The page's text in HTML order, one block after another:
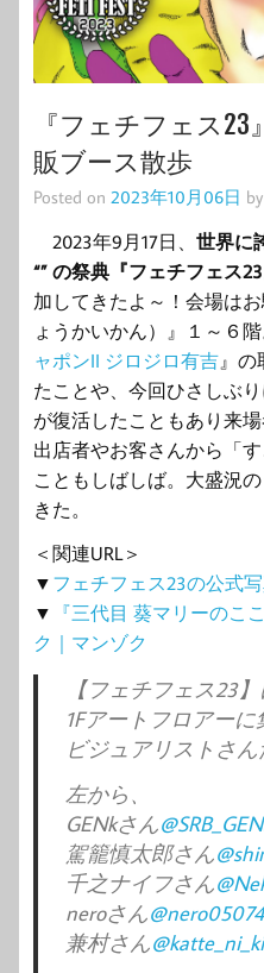
『フェチフェス
販ブース散歩
Posted on 2023年10月06日 by
2023年9月17日、 世界に
“” の祭典『フェチフェス23
加してきたよ～！会場は
ょうかいかん）』１～６
ャポンII ジロジロ有吉』の
たことや、今回ひさしぶ
が復活したこともあり来
出店者やお客さんから「
こともしばしば。大盛況
きた。
＜関連URL＞
▼ フェチフェス23の公式
▼ 『三代目 葵マリーのこ
ク｜マンゾク
【フェチフェス23】
1Fアートフロアー
ビジュアリストさ
左から、
GENkさん
駕籠慎太郎さん
千之ナイフさん
neroさん
兼村さん